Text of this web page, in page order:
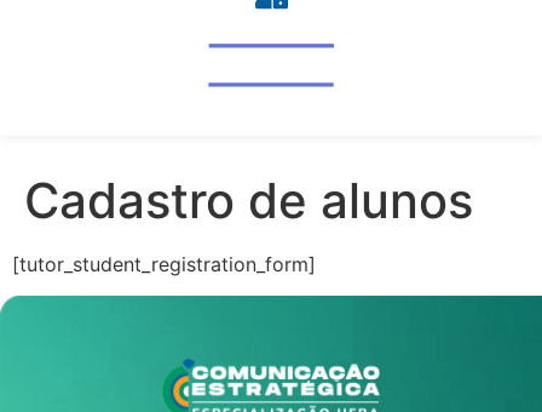
Cadastro de alunos
[tutor_student_registration_form]